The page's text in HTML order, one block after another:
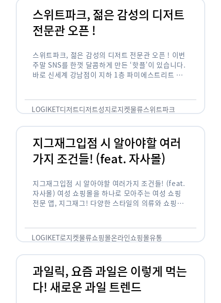
스위트파크, 젊은 감성의 디저트
전문관 오픈 !
스위트파크, 젊은 감성의 디저트 전문관 오픈 ! 이번
주말 SNS를 한껏 달콤하게 만든 ‘핫플’이 있습니다.
바로 신세계 강남점이 지하 1층 파미에스트리트 분
LOGIKET디저트디저트성지로지켓물류스위트파크
지그재그입점 시 알아야할 여러
가지 조건들! (feat. 자사몰)
지그재그입점 시 알아야할 여러가지 조건들! (feat.
자사몰) 여성 쇼핑몰을 하나로 모아주는 여성 쇼핑
전문 앱, 지그재그! 다양한 스타일의 의류와 쇼핑몰
LOGIKET로지켓물류쇼핑몰온라인쇼핑몰유통
과일릭, 요즘 과일은 이렇게 먹는
다! 새로운 과일 트렌드